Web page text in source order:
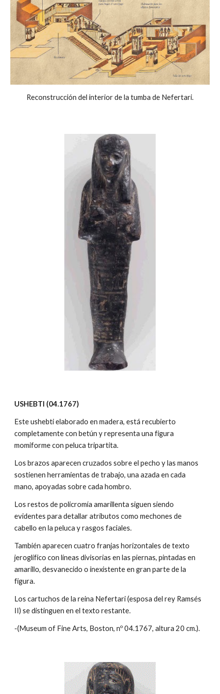
Reconstrucción del interior de la tumba de Nefertari.
USHEBTI (04.1767)
Este ushebti elaborado en madera, está recubierto
completamente con betún y representa una figura
momiforme con peluca tripartita.
Los brazos aparecen cruzados sobre el pecho y las manos
sostienen herramientas de trabajo, una azada en cada
mano, apoyadas sobre cada hombro.
Los restos de policromía amarillenta siguen siendo
evidentes para detallar atributos como mechones de
cabello en la peluca y rasgos faciales.
También aparecen cuatro franjas horizontales de texto
jeroglífico con líneas divisorias en las piernas, pintadas en
amarillo, desvanecido o inexistente en gran parte de la
figura.
Los cartuchos de la reina Nefertari (esposa del rey Ramsés
II) se distinguen en el texto restante.
-(Museum of Fine Arts, Boston, nº 04.1767, altura 20 cm.).